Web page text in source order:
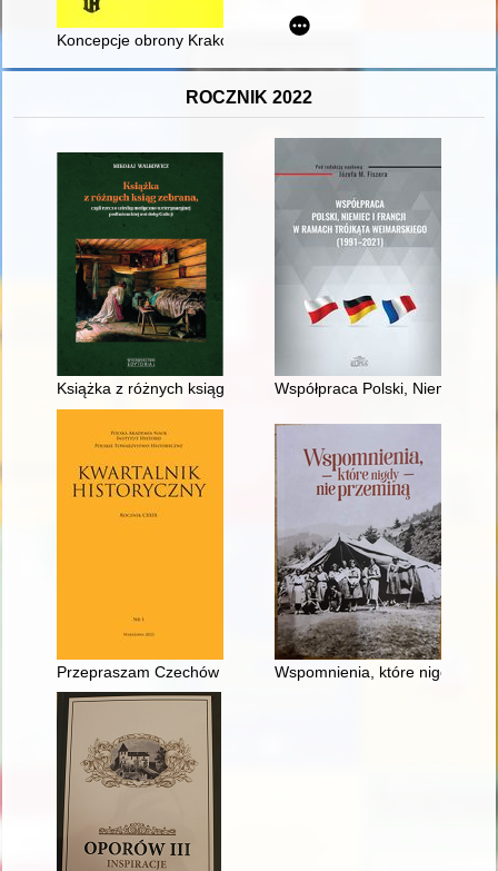
Koncepcje obrony Krakowa podczas II wojny północnej
ROCZNIK 2022
Książka z różnych ksiąg zebrana, czyli Rzecz o wiedzy
Współpraca Polski, Niemiec i
Przepraszam Czechów i Słowaków - recenzja]Wspomnienia, które nigdy nie